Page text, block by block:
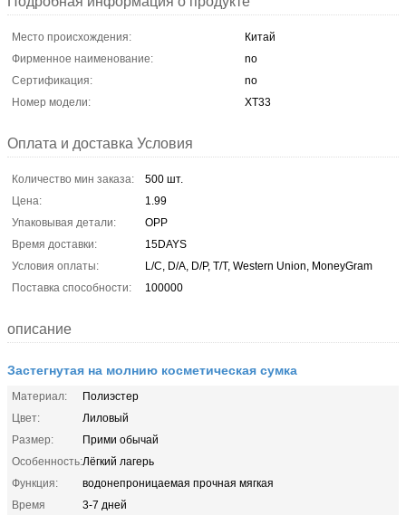
Место происхождения:
Китай
Фирменное наименование:
no
Сертификация:
no
Номер модели:
XT33
Оплата и доставка Условия
Количество мин заказа:
500 шт.
Цена:
1.99
Упаковывая детали:
OPP
Время доставки:
15DAYS
Условия оплаты:
L/C, D/A, D/P, T/T, Western Union, MoneyGram
Поставка способности:
100000
описание
Застегнутая на молнию косметическая сумка
Материал:
Полиэстер
Цвет:
Лиловый
Размер:
Прими обычай
Особенность:Лёгкий лагерь
Функция:
водонепроницаемая прочная мягкая
Время
3-7 дней